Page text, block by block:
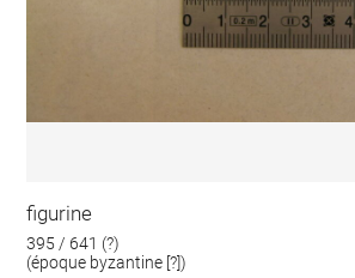
figurine
395 / 641 (?)
(époque byzantine [?])